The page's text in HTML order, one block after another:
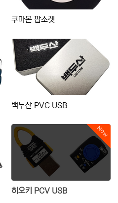
쿠마몬 팝소켓
백두산 PVC USB
Now
히오키 PCV USB